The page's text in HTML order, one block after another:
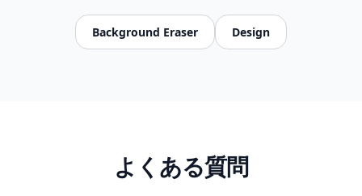
Background Eraser Design
よくある質問